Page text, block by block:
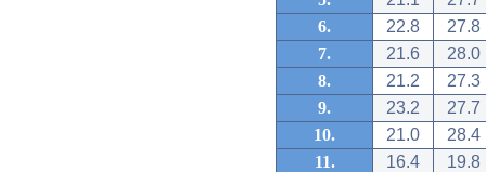
6.
22.8
27.8
7.
21.6
28.0
8.
21.2
27.3
9.
23.2
27.7
10.
21.0
28.4
11.
16.4
19.8